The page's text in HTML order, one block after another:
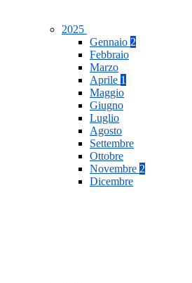
2025
Gennaio 2
Febbraio
Marzo
Aprile 1
Maggio
Giugno
Luglio
Agosto
Settembre
Ottobre
Novembre 2
Dicembre